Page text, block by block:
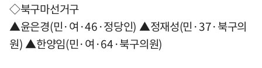
◇북구마선거구
▲윤은경(민·여·46·정당인) ▲정재성(민·37·북구의
원) ▲한양임(민·여·64·북구의원)